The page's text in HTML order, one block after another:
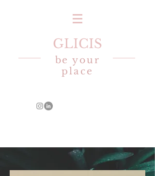
be your
place
GLICIS